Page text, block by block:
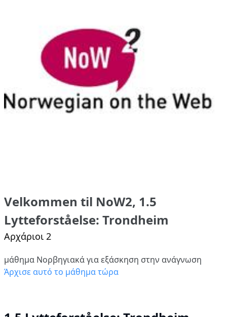
Velkommen til NoW2, 1.5
Lytteforståelse: Trondheim
Αρχάριοι 2
μάθημα Νορβηγιακά για εξάσκηση στην ανάγνωση
Άρχισε αυτό το μάθημα τώρα